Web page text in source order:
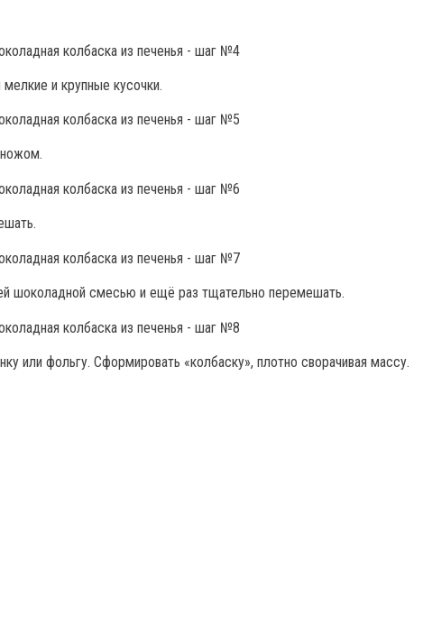
и крупные кусочки.
шоколадной смесью и ещё раз тщательно перемешать.
или фольгу. Сформировать «колбаску», плотно сворачивая массу.